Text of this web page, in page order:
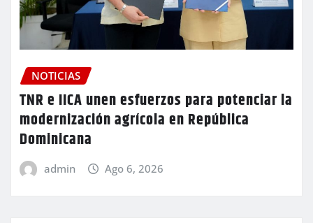
NOTICIAS
TNR e IICA unen esfuerzos para potenciar la
modernización agrícola en República
Dominicana
admin Ago 6, 2026